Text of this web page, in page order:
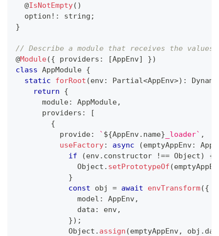
@IsNotEmpty( )
  option
! : string ;
}
// Describe a module that receives the values
@Module({ providers : [AppEnv] })
class AppModule {
static
forRoot (env: Partial<AppEnv>) :
return
{
      module
: AppModule,
      providers
:
[
{
          provide
: ` ${AppEnv. name} _loader` ,
useFactory: async (emptyAppEnv:
if
(env. constructor !== Object)
{
              Object
. setPrototypeOf (
}
const obj = await envTransform({
              model
: AppEnv,
              data
: env,
}) ;
            Object
. assign (emptyAppEnv, obj .